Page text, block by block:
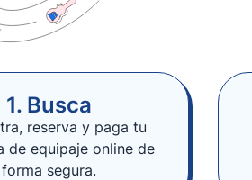
1. Busca
reserva y paga tu
de equipaje online de
forma segura.